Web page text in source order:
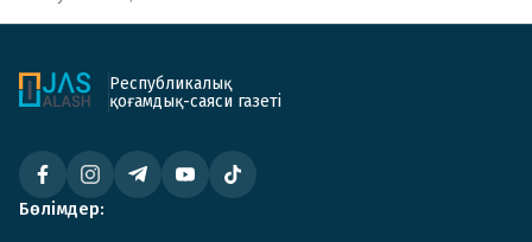
Республикалық
қоғамдық-саяси газеті
Бөлімдер: